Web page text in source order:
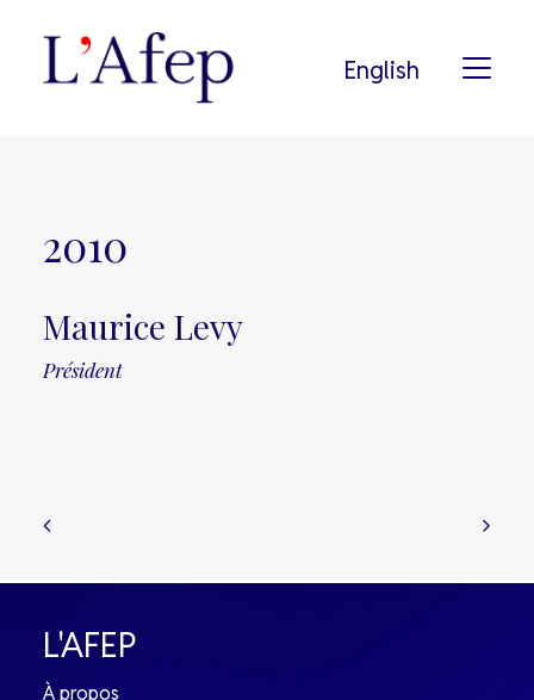
English
NOTRE HISTOIRE
PODCAST
NOS ENGAGEMENTS
2010
Maurice Levy
Président
L'AFEP
À propos